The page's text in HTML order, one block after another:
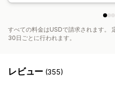
すべての料金はUSDで請求されます。
30日ごとに行われます。
レビュー (355)